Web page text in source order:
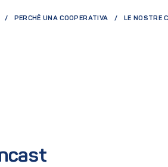
PERCHÈ UNA COOPERATIVA LE NOSTRE